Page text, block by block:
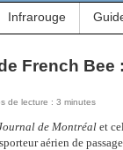
Infrarouge
French Bee
de lecture : 3 minutes
de Montréal et
aérien de